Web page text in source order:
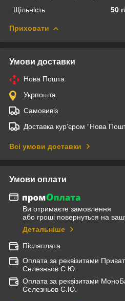
Щільність
50
Приховати
Умови доставки
Нова Пошта
Укрпошта
Самовивіз
Доставка кур’єром “Нова
Всі умови доставки
Умови оплати
Ви отримаєте замовлення
або гроші повернуться на
Детальніше
Післяплата
Оплата за реквізитами
Селезньов С.Ю.
Оплата за реквізитами
Селезньов С.Ю.